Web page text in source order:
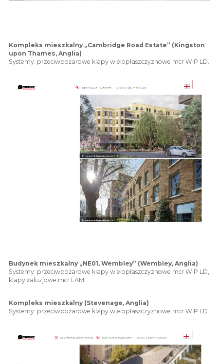
Kompleks mieszkalny „Cambridge Road Estate” (Kingston
upon Thames, Anglia)
Systemy: przeciwpożarowe klapy wielopłaszczyznowe mcr WIP LD.
Budynek mieszkalny „NE01, Wembley” (Wembley, Anglia)
Systemy: przeciwpożarowe klapy wielopłaszczyznowe mcr WIP LD,
klapy żaluzjowe mcr LAM.
Kompleks mieszkalny (Stevenage, Anglia)
Systemy: przeciwpożarowe klapy wielopłaszczyznowe mcr WIP LD.